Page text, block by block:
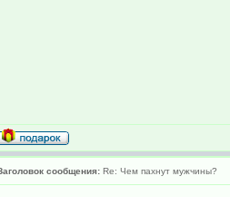
сообщения: Re: Чем пахнут мужчины?